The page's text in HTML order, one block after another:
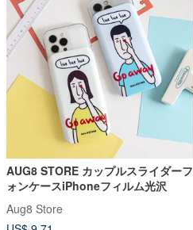
AUG8 STORE カップルスライダーフ
ォンケースiPhoneフィルム光沢
Aug8 Store